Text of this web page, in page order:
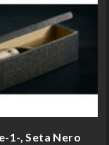
1-, Seta Nero